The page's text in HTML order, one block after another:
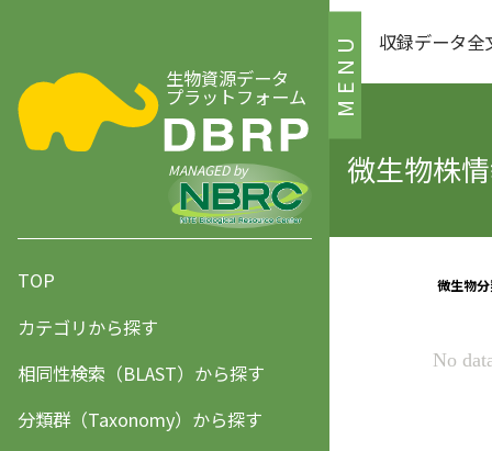
MENU
生物資源データ
プラットフォーム
MANAGED by
TOP
カテゴリから探す
相同性検索（BLAST）から探す
分類群（Taxonomy）から探す
収録データ全
微生物株